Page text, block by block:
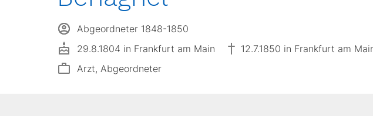
Abgeordneter 1848-1850
29.8.1804 in Frankfurt am Main
12.7.1850 in Frankfurt am
Arzt, Abgeordneter